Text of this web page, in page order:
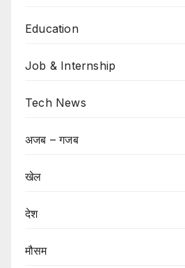
Education
Job & Internship
Tech News
अजब – गजब
खेल
देश
मौसम